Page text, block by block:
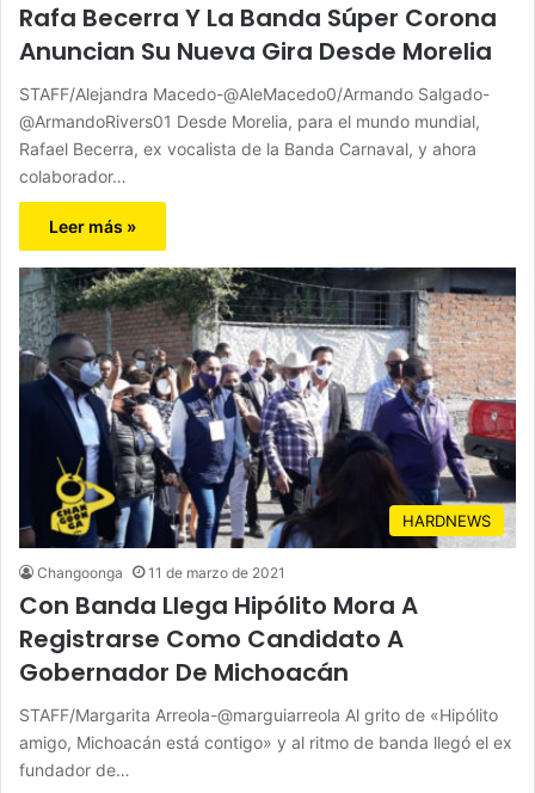
Rafa Becerra Y La Banda Súper Corona
Anuncian Su Nueva Gira Desde Morelia
STAFF/Alejandra Macedo-@AleMacedo0/Armando Salgado-
@ArmandoRivers01 Desde Morelia, para el mundo mundial,
Rafael Becerra, ex vocalista de la Banda Carnaval, y ahora
colaborador…
Leer más »
HARDNEWS
Changoonga 11 de marzo de 2021
Con Banda Llega Hipólito Mora A
Registrarse Como Candidato A
Gobernador De Michoacán
STAFF/Margarita Arreola-@marguiarreola Al grito de «Hipólito
amigo, Michoacán está contigo» y al ritmo de banda llegó el ex
fundador de…